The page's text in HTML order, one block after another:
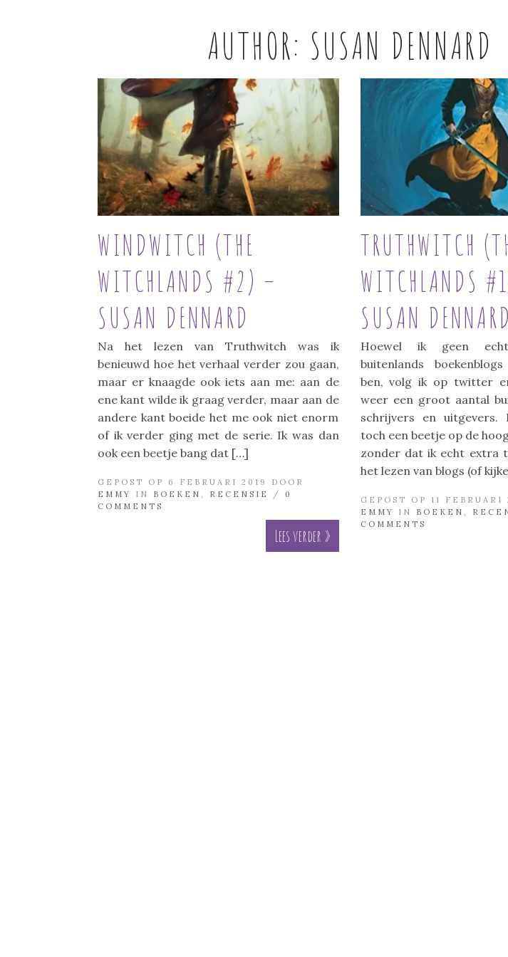
AUTHOR: SUSAN DENNARD
WINDWITCH (THE
WITCHLANDS #2) –
SUSAN DENNARD
Na het lezen van Truthwitch was ik
benieuwd hoe het verhaal verder zou gaan,
maar er knaagde ook iets aan me: aan de
ene kant wilde ik graag verder, maar aan de
andere kant boeide het me ook niet enorm
of ik verder ging met de serie. Ik was dan
ook een beetje bang dat […]
GEPOST OP 6 FEBRUARI 2019 DOOR
EMMY
IN BOEKEN , RECENSIE / 0
COMMENTS
Lees verder »
TRUTHWITCH
WITCHLANDS
SUSAN DENNARD
Hoewel ik geen
buitenlands
ben, volg ik op twitter
weer een groot aantal
schrijvers en
toch een beetje op de
zonder dat ik echt extra
het lezen van blogs (of
GEPOST OP 11 FEBRUARI
EMMY
IN BOEKEN ,
COMMENTS